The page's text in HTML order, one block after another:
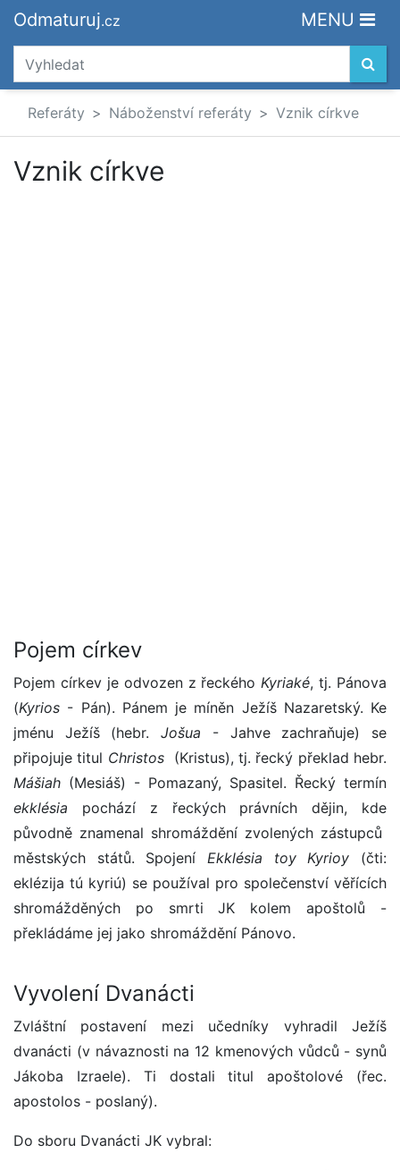
Odmaturuj.cz MENU
Referáty Náboženství referáty Vznik církve
Vznik církve
Pojem církev
Pojem církev je odvozen z řeckéhoKyriaké, tj. Pánova
(Kyrios - Pán). Pánem je míněn Ježíš Nazaretský. Ke
jménu Ježíš (hebr.Jošua - Jahve zachraňuje) se
připojuje titul Christos (Kristus), tj. řecký překlad hebr.
Mášiah (Mesiáš) - Pomazaný, Spasitel. Řecký termín
ekklésia pochází z řeckých právních dějin, kde
původně znamenal shromáždění zvolených zástupců
městských států. Spojení Ekklésia toy Kyrioy (čti:
eklézija tú kyriú) se používal pro společenství věřících
shromážděných po smrti JK kolem apoštolů -
překládáme jej jako shromáždění Pánovo.
Vyvolení Dvanácti
Zvláštní postavení mezi učedníky vyhradil Ježíš
dvanácti (v návaznosti na 12 kmenových vůdců - synů
Jákoba Izraele). Ti dostali titul apoštolové (řec.
apostolos - poslaný).
Do sboru Dvanácti JK vybral: